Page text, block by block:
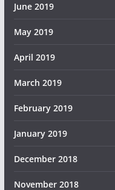
June 2019
May 2019
April 2019
March 2019
February 2019
January 2019
December 2018
November 2018